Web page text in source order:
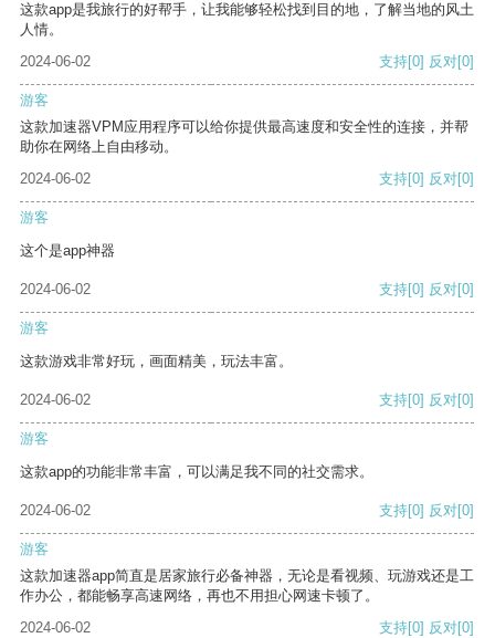
这款app是我旅行的好帮手，让我能够轻松找到目的地，了解当地的风土
人情。
2024-06-02
支持[0] 反对[0]
游客
这款加速器VPM应用程序可以给你提供最高速度和安全性的连接，并帮
助你在网络上自由移动。
2024-06-02
支持[0] 反对[0]
游客
这个是app神器
2024-06-02 支持[0] 反对[0]
游客
这款游戏非常好玩，画面精美，玩法丰富。
2024-06-02 支持[0] 反对[0]
游客
这款app的功能非常丰富，可以满足我不同的社交需求。
2024-06-02 支持[0] 反对[0]
游客
这款加速器app简直是居家旅行必备神器，无论是看视频、玩游戏还是工
作办公，都能畅享高速网络，再也不用担心网速卡顿了。
2024-06-02
支持[0] 反对[0]